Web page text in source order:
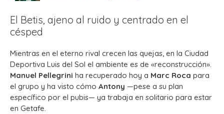
El Betis, ajeno al ruido y centrado en el
césped
Mientras en el eterno rival crecen las quejas, en la Ciudad
Deportiva Luis del Sol el ambiente es de «reconstrucción».
Manuel Pellegrini ha recuperado hoy a Marc Roca para
el grupo y ha visto cómo Antony —pese a su plan
específico por el pubis— ya trabaja en solitario para estar
en Getafe.